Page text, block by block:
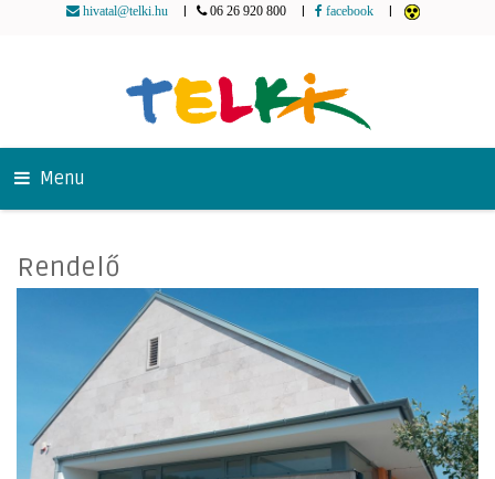
hivatal@telki.hu 06 26 920 800 facebook
Menu
Rendelő